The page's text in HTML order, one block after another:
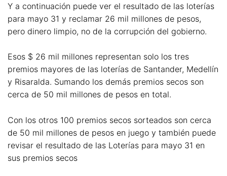
Y a continuación puede ver el resultado de las loterías
para mayo 31 y reclamar 26 mil millones de pesos,
pero dinero limpio, no de la corrupción del gobierno.
Esos $ 26 mil millones representan solo los tres
premios mayores de las loterías de Santander, Medellín
y Risaralda. Sumando los demás premios secos son
cerca de 50 mil millones de pesos en total.
Con los otros 100 premios secos sorteados son cerca
de 50 mil millones de pesos en juego y también puede
revisar el resultado de las Loterías para mayo 31 en
sus premios secos